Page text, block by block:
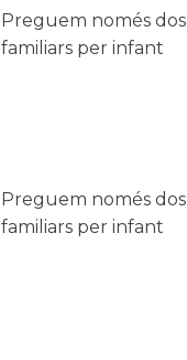
Preguem només dos
familiars per infant
Preguem només dos
familiars per infant